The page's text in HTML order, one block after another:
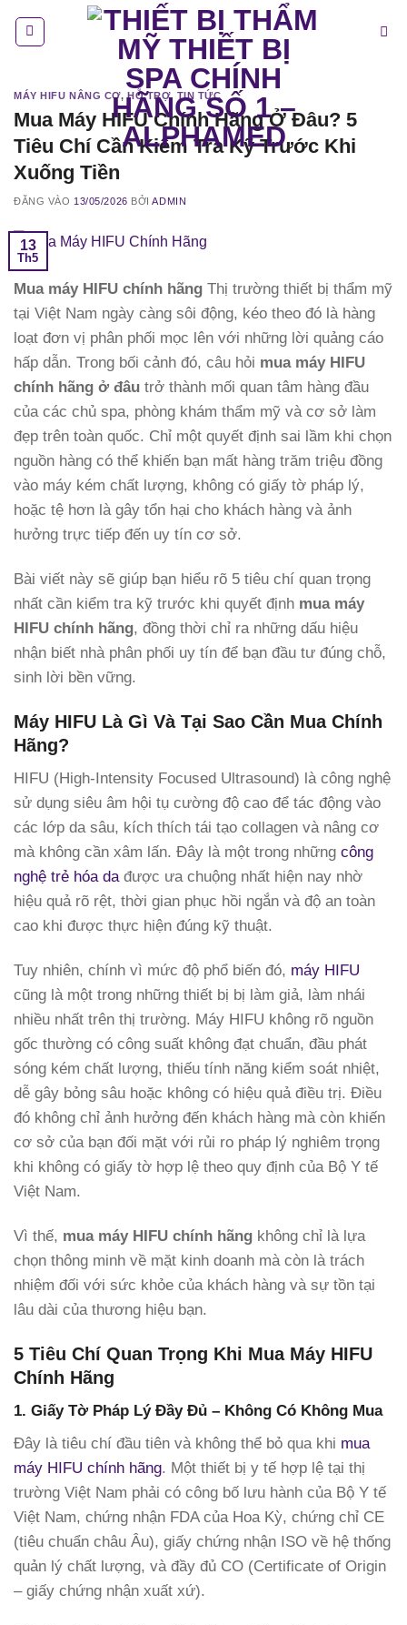
MÁY HIFU NÂNG CƠ,HỖ TRỢ, TIN TỨC
Mua Máy HIFU Chính Hãng Ở Đâu? 5
Tiêu Chí Cần Kiểm Tra Kỹ Trước Khi
Xuống Tiền
ĐĂNG VÀO 13/05/2026 BỞIADMIN
13
Th5
Mua máy HIFU chính hãng Thị trường thiết bị thẩm mỹ
tại Việt Nam ngày càng sôi động, kéo theo đó là hàng
loạt đơn vị phân phối mọc lên với những lời quảng cáo
hấp dẫn. Trong bối cảnh đó, câu hỏi mua máy HIFU
chính hãng ở đâu trở thành mối quan tâm hàng đầu
của các chủ spa, phòng khám thẩm mỹ và cơ sở làm
đẹp trên toàn quốc. Chỉ một quyết định sai lầm khi chọn
nguồn hàng có thể khiến bạn mất hàng trăm triệu đồng
vào máy kém chất lượng, không có giấy tờ pháp lý,
hoặc tệ hơn là gây tổn hại cho khách hàng và ảnh
hưởng trực tiếp đến uy tín cơ sở.
Bài viết này sẽ giúp bạn hiểu rõ 5 tiêu chí quan trọng
nhất cần kiểm tra kỹ trước khi quyết định mua máy
HIFU chính hãng, đồng thời chỉ ra những dấu hiệu
nhận biết nhà phân phối uy tín để bạn đầu tư đúng chỗ,
sinh lời bền vững.
Máy HIFU Là Gì Và Tại Sao Cần Mua Chính
Hãng?
HIFU (High-Intensity Focused Ultrasound) là công nghệ
sử dụng siêu âm hội tụ cường độ cao để tác động vào
các lớp da sâu, kích thích tái tạo collagen và nâng cơ
mà không cần xâm lấn. Đây là một trong những công
nghệ trẻ hóa dađược ưa chuộng nhất hiện nay nhờ
hiệu quả rõ rệt, thời gian phục hồi ngắn và độ an toàn
cao khi được thực hiện đúng kỹ thuật.
Tuy nhiên, chính vì mức độ phổ biến đó, máy HIFU
cũng là một trong những thiết bị bị làm giả, làm nhái
nhiều nhất trên thị trường. Máy HIFU không rõ nguồn
gốc thường có công suất không đạt chuẩn, đầu phát
sóng kém chất lượng, thiếu tính năng kiểm soát nhiệt,
dễ gây bỏng sâu hoặc không có hiệu quả điều trị. Điều
đó không chỉ ảnh hưởng đến khách hàng mà còn khiến
cơ sở của bạn đối mặt với rủi ro pháp lý nghiêm trọng
khi không có giấy tờ hợp lệ theo quy định của Bộ Y tế
Việt Nam.
Vì thế, mua máy HIFU chính hãng không chỉ là lựa
chọn thông minh về mặt kinh doanh mà còn là trách
nhiệm đối với sức khỏe của khách hàng và sự tồn tại
lâu dài của thương hiệu bạn.
5 Tiêu Chí Quan Trọng Khi Mua Máy HIFU
Chính Hãng
1. Giấy Tờ Pháp Lý Đầy Đủ – Không Có Không Mua
Đây là tiêu chí đầu tiên và không thể bỏ qua khi mua
máy HIFU chính hãng. Một thiết bị y tế hợp lệ tại thị
trường Việt Nam phải có công bố lưu hành của Bộ Y tế
Việt Nam, chứng nhận FDA của Hoa Kỳ, chứng chỉ CE
(tiêu chuẩn châu Âu), giấy chứng nhận ISO về hệ thống
quản lý chất lượng, và đầy đủ CO (Certificate of Origin
– giấy chứng nhận xuất xứ).